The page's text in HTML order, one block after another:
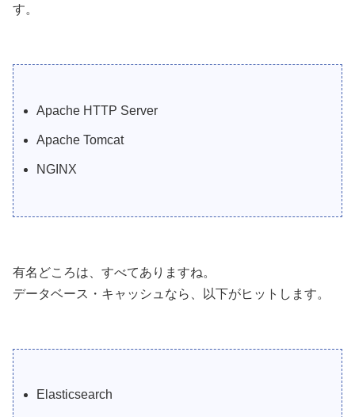
す。
Apache HTTP Server
Apache Tomcat
NGINX
有名どころは、すべてありますね。
データベース・キャッシュなら、以下がヒットします。
Elasticsearch